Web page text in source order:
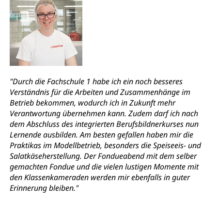
"Durch die Fachschule 1 habe ich ein noch besseres
Verständnis für die Arbeiten und Zusammenhänge im
Betrieb bekommen, wodurch ich in Zukunft mehr
Verantwortung übernehmen kann. Zudem darf ich nach
dem Abschluss des integrierten Berufsbildnerkurses nun
Lernende ausbilden. Am besten gefallen haben mir die
Praktikas im Modellbetrieb, besonders die Speiseeis- und
Salatkäseherstellung. Der Fondueabend mit dem selber
gemachten Fondue und die vielen lustigen Momente mit
den Klassenkameraden werden mir ebenfalls in guter
Erinnerung bleiben."